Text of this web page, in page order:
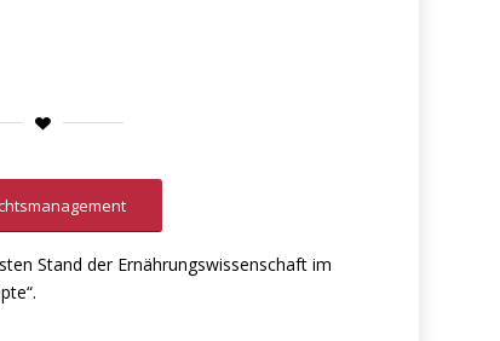
Stand der Ernährungswissenschaft im